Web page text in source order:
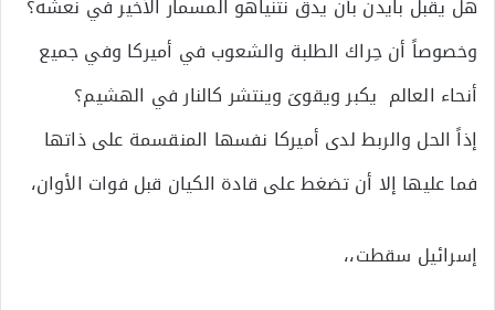
هل يقبل بايدن بأن يدق نتنياهو المسمار الأخير في نعشه؟
وخصوصاً أن حِراك الطلبة والشعوب في أميركا وفي جميع
أنحاء العالم يكبر ويقوىَ وينتشر كالنار في الهشيم؟
إذاً الحل والربط لدى أميركا نفسها المنقسمة على ذاتها
فما عليها إلا أن تضغط على قادة الكيان قبل فوات الأوان،
إسرائيل سقطت،،